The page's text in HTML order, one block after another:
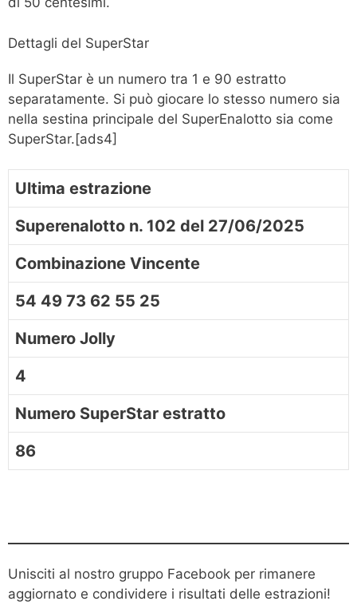
Dettagli del SuperStar
Il SuperStar è un numero tra 1 e 90 estratto
separatamente. Si può giocare lo stesso numero sia
nella sestina principale del SuperEnalotto sia come
SuperStar.[ads4]
Ultima estrazione
Superenalotto n. 102 del 27/06/2025
Combinazione Vincente
54 49 73 62 55 25
Numero Jolly
4
Numero SuperStar estratto
86
Unisciti al nostro gruppo Facebook per rimanere
aggiornato e condividere i risultati delle estrazioni!